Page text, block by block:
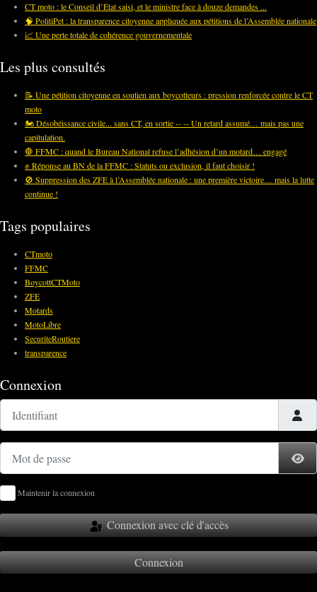
CT moto : le Conseil d’État saisi, et le ministre face à douze demandes ...
🧠 PolitiPet : la transparence citoyenne appliquée aux pétitions de l’Assemblée nationale
📈 Une perte totale de cohérence gouvernementale
Les plus consultés
📝 Une pétition citoyenne en soutien aux boycotteurs : pression renforcée contre le CT
moto
🏍️ Désobéissance civile... sans CT, en sortie -- -- Un retard assumé… mais pas une
capitulation.
🛑 FFMC : quand le Bureau National refuse l’adhésion d’un motard… engagé
✊ Réponse au BN de la FFMC : Statuts ou exclusion, il faut choisir !
🚫 Suppression des ZFE à l’Assemblée nationale : une première victoire… mais la lutte
continue !
Tags populaires
CTmoto
FFMC
BoycottCTMoto
ZFE
Motards
MotoLibre
SecuriteRoutiere
transparence
Connexion
Identifiant
Mot de passe
Maintenir la connexion
Connexion avec clé d'accès
Connexion